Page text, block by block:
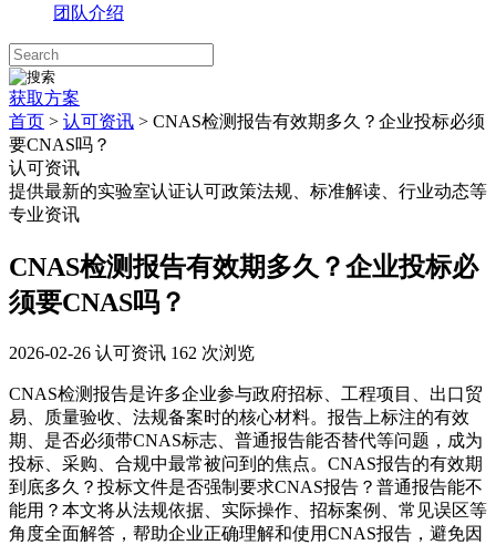
团队介绍
获取方案
首页 > 认可资讯 > CNAS检测报告有效期多久？企业投标必须
要CNAS吗？
认可资讯
提供最新的实验室认证认可政策法规、标准解读、行业动态等
专业资讯
CNAS检测报告有效期多久？企业投标必
须要CNAS吗？
2026-02-26 认可资讯 162 次浏览
CNAS检测报告是许多企业参与政府招标、工程项目、出口贸
易、质量验收、法规备案时的核心材料。报告上标注的有效
期、是否必须带CNAS标志、普通报告能否替代等问题，成为
投标、采购、合规中最常被问到的焦点。CNAS报告的有效期
到底多久？投标文件是否强制要求CNAS报告？普通报告能不
能用？本文将从法规依据、实际操作、招标案例、常见误区等
角度全面解答，帮助企业正确理解和使用CNAS报告，避免因